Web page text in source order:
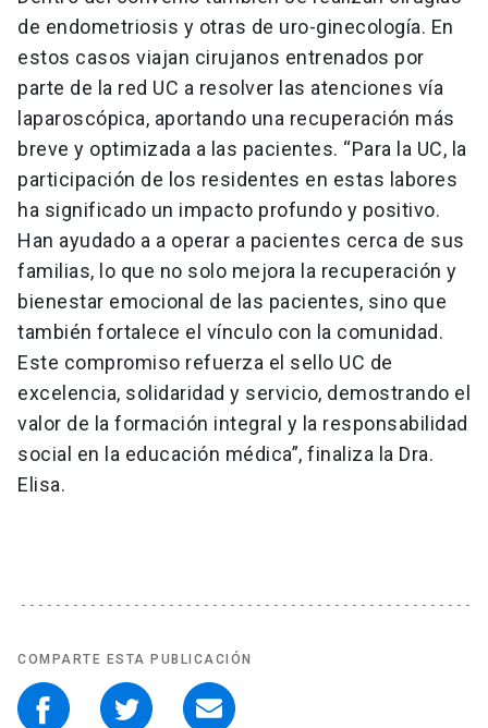
de endometriosis y otras de uro-ginecología. En
estos casos viajan cirujanos entrenados por
parte de la red UC a resolver las atenciones vía
laparoscópica, aportando una recuperación más
breve y optimizada a las pacientes. “Para la UC, la
participación de los residentes en estas labores
ha significado un impacto profundo y positivo.
Han ayudado a a operar a pacientes cerca de sus
familias, lo que no solo mejora la recuperación y
bienestar emocional de las pacientes, sino que
también fortalece el vínculo con la comunidad.
Este compromiso refuerza el sello UC de
excelencia, solidaridad y servicio, demostrando el
valor de la formación integral y la responsabilidad
social en la educación médica”, finaliza la Dra.
Elisa.
COMPARTE ESTA PUBLICACIÓN